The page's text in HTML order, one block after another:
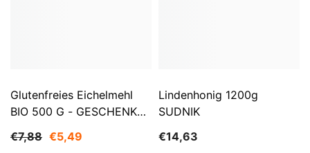
Glutenfreies Eichelmehl
BIO 500 G - GESCHENKE
€7,88 €5,49
Lindenhonig 1200g
SUDNIK
€14,63